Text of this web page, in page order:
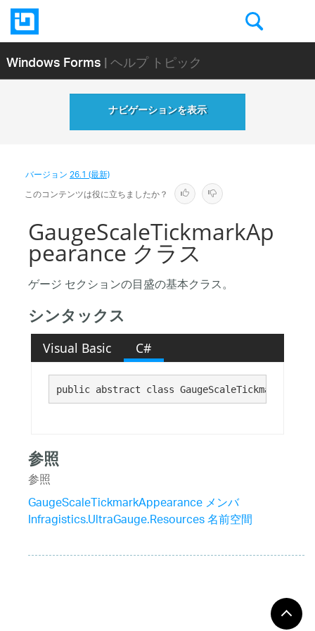
Windows Forms| ヘルプ トピック
ナビゲーションを表示
バージョン26.1 (最新)
このコンテンツは役に立ちましたか？
GaugeScaleTickmarkAp
pearance クラス
ゲージ セクションの目盛の基本クラス。
シンタックス
Visual Basic C#
public abstract class
参照
参照
GaugeScaleTickmarkAppearance メンバ
Infragistics.UltraGauge.Resources 名前空間